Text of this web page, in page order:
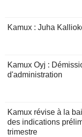
Kamux : Juha
Kamux Oyj :
d'administration
Kamux révise à la
des indications
trimestre